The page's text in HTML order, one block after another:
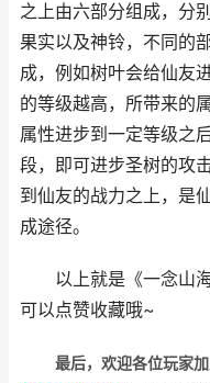
之上由六部分组成，分
果实以及神铃，不同的
成，例如树叶会给仙友
的等级越高，所带来的
属性进步到一定等级之
段，即可进步圣树的攻
到仙友的战力之上，是
成途径。
以上就是《一念山
可以点赞收藏哦~
最后，欢迎各位玩家